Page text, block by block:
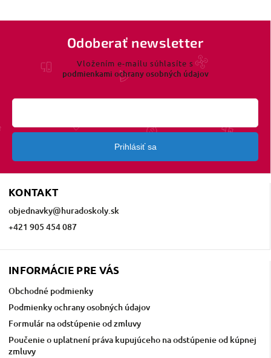
KONTAKT
objednavky@huradoskoly.sk
+421 905 454 087
INFORMÁCIE PRE VÁS
Obchodné podmienky
Podmienky ochrany osobných údajov
Formulár na odstúpenie od zmluvy
Poučenie o uplatnení práva kupujúceho na odstúpenie od kúpnej
zmluvy
Odoberať newsletter
Vložením e-mailu súhlasíte s
podmienkami ochrany osobných údajov
Prihlásiť sa